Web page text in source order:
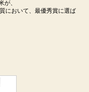
が、
において、最優秀賞に選ば